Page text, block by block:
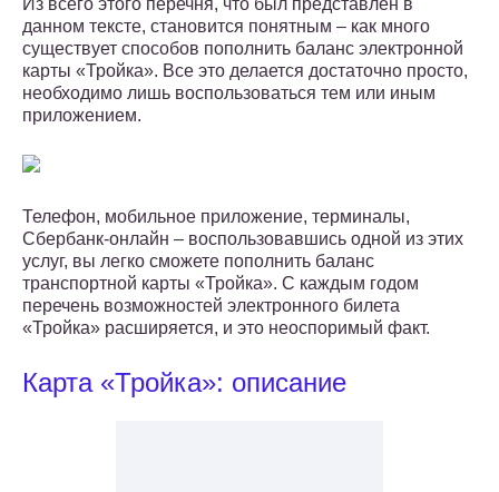
Из всего этого перечня, что был представлен в
данном тексте, становится понятным – как много
существует способов пополнить баланс электронной
карты «Тройка». Все это делается достаточно просто,
необходимо лишь воспользоваться тем или иным
приложением.
Телефон, мобильное приложение, терминалы,
Сбербанк-онлайн – воспользовавшись одной из этих
услуг, вы легко сможете пополнить баланс
транспортной карты «Тройка». С каждым годом
перечень возможностей электронного билета
«Тройка» расширяется, и это неоспоримый факт.
Карта «Тройка»: описание